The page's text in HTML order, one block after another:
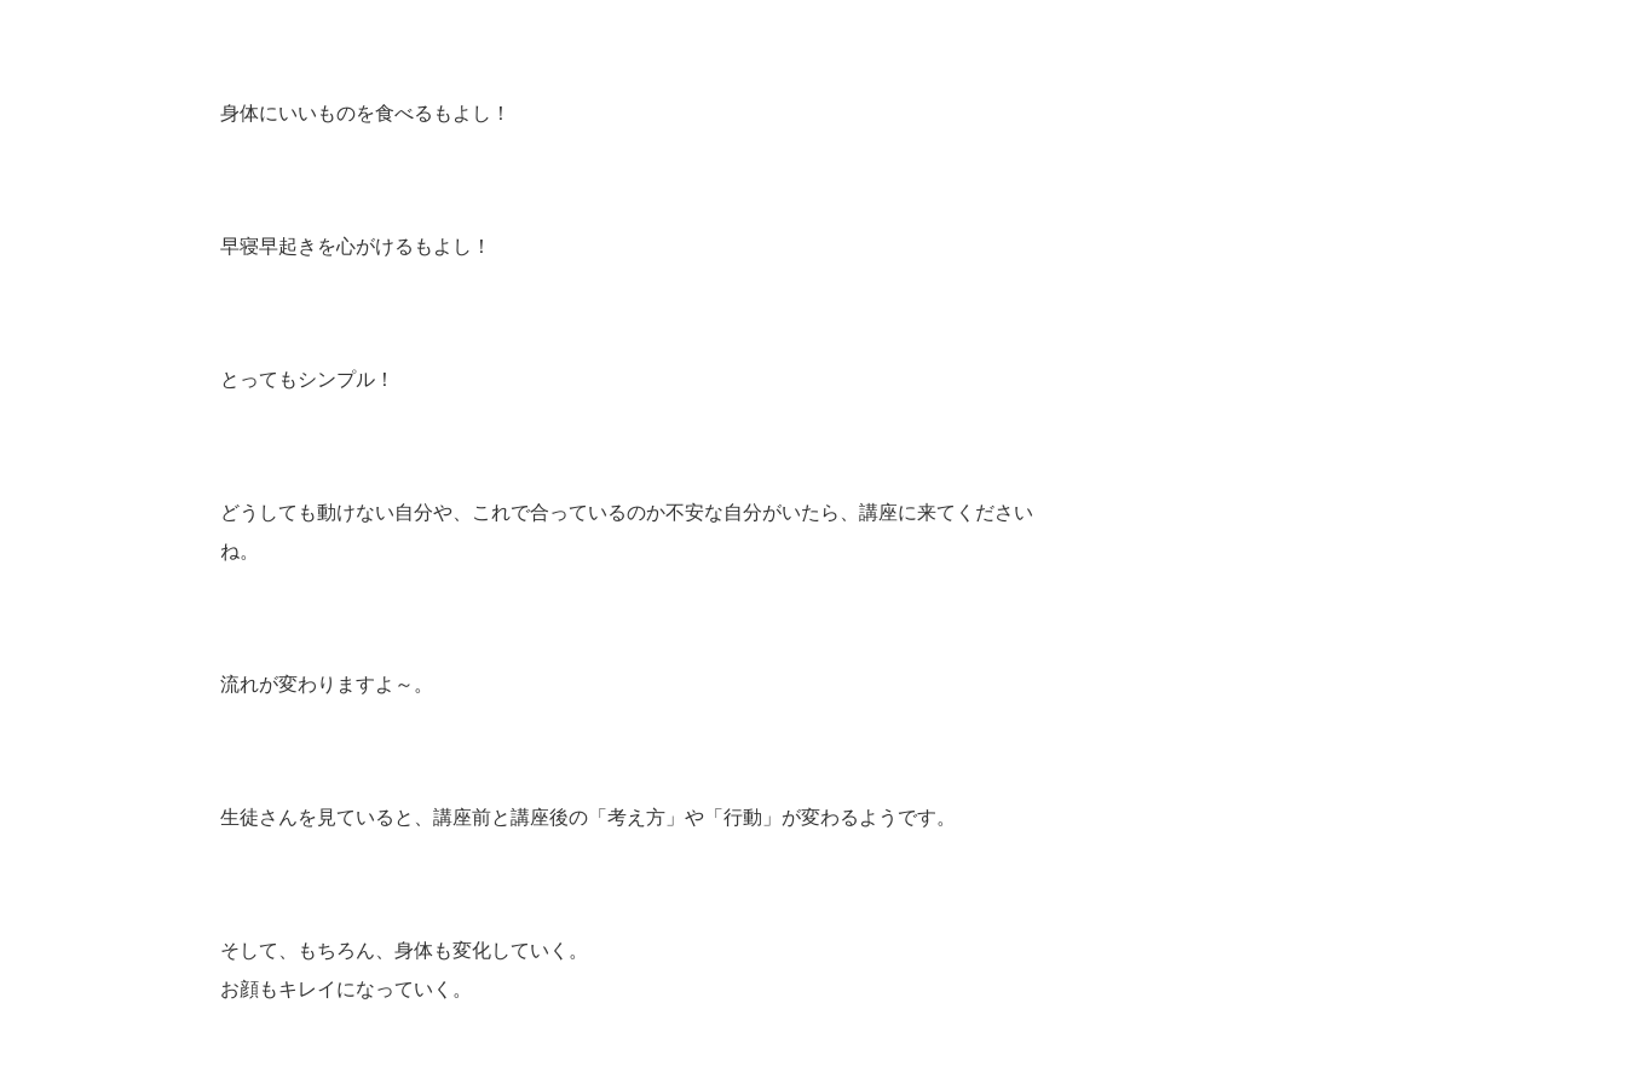
身体にいいものを食べるもよし！
早寝早起きを心がけるもよし！
とってもシンプル！
どうしても動けない自分や、これで合っているのか不安な自分がいたら、講座に来てください
ね。
流れが変わりますよ～。
生徒さんを見ていると、講座前と講座後の「考え方」や「行動」が変わるようです。
そして、もちろん、身体も変化していく。
お顔もキレイになっていく。